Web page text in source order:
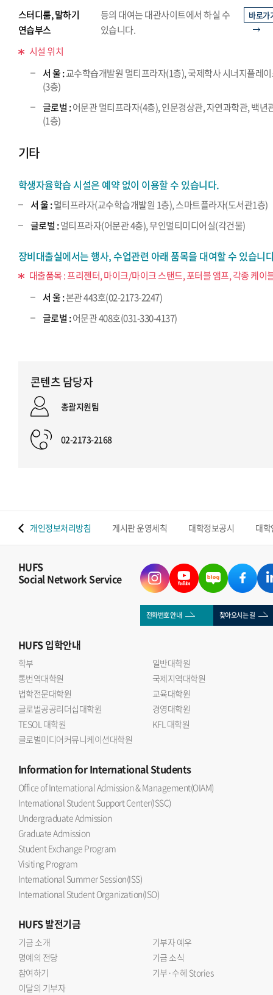
스터디룸, 말하기
연습부스
등의 대여는 대관사이트에서 하실 수
있습니다.
바로가
시설 위치
서 울 :교수학습개발원 멀티프라자(1층), 국제학사 시너지플레
(3층)
글로벌 :어문관 멀티프라자(4층), 인문경상관, 자연과학관, 백년
(1층)
기타
학생자율학습 시설은 예약 없이 이용할 수 있습니다.
서 울 :멀티프라자(교수학습개발원 1층), 스마트플라자(도서관1층)
글로벌 :멀티프라자(어문관 4층), 무인멀티미디어실(각건물)
장비대출실에서는 행사, 수업관련 아래 품목을 대여할 수 있습니
대출품목 : 프리젠터, 마이크/마이크 스탠드, 포터블 앰프, 각종 케이
서 울 :본관 443호(02-2173-2247)
글로벌 :어문관 408호(031-330-4137)
콘텐츠 담당자
총괄지원팀
02-2173-2168
개인정보처리방침 게시판 운영세칙 대학정보공시 대
HUFS
Social Network Service
전화번호 안내 찾아오시는 길
HUFS입학안내
학부
일반대학원
통번역대학원
국제지역대학원
법학전문대학원
교육대학원
글로벌공공리더십대학원
경영대학원
TESOL 대학원
KFL 대학원
글로벌미디어커뮤니케이션대학원
Informationfor International Students
Office of International Admission & Management(OIAM)
International Student Support Center(ISSC)
Undergraduate Admission
Graduate Admission
Student Exchange Program
Visiting Program
International Summer Session(ISS)
International Student Organization(ISO)
HUFS발전기금
기금 소개
기부자 예우
명예의 전당
기금 소식
참여하기
기부·수혜 Stories
이달의 기부자